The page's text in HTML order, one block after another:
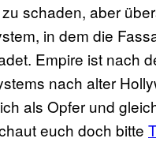
schaden, aber
in dem die
Empire ist nach
nach alter
als Opfer und
euch doch bitte